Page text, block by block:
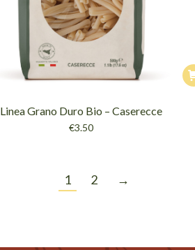
Linea Grano Duro Bio – Caserecce
€3.50
1 2 →